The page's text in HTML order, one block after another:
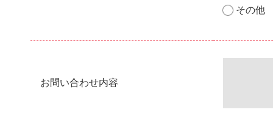
その他
お問い合わせ内容